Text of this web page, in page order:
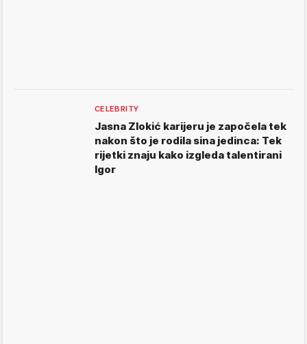
CELEBRITY
Jasna Zlokić karijeru je započela tek
nakon što je rodila sina jedinca: Tek
rijetki znaju kako izgleda talentirani
Igor